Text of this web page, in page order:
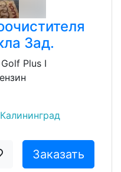
Зад.
Plus I
Заказать